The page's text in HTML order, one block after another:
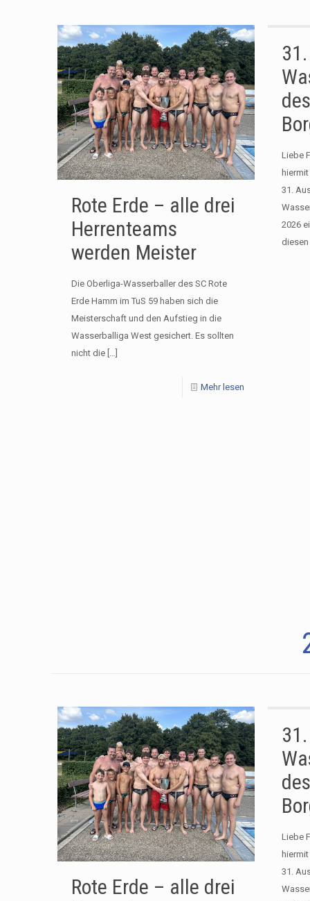
Rote Erde – alle drei
Herrenteams
werden Meister
Die Oberliga-Wasserballer des SC Rote
Erde Hamm im TuS 59 haben sich die
Meisterschaft und den Aufstieg in die
Wasserballiga West gesichert. Es sollten
nicht die […]
Mehr lesen
Liebe
31.
2026
diesen
Rote Erde – alle drei
Liebe
31.